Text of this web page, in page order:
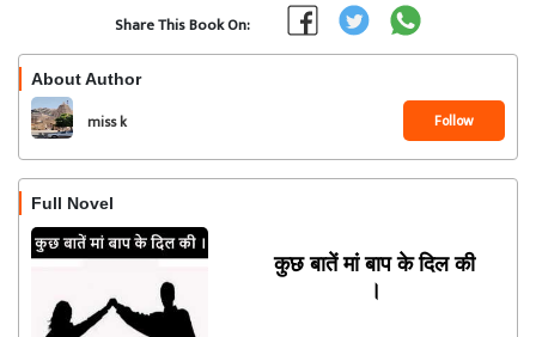
Share This Book On:
About Author
miss k Follow
Full Novel
कुछ बातें मां बाप के दिल की
।